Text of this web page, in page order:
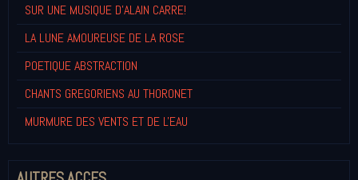
SUR UNE MUSIQUE D'ALAIN CARRE!
LA LUNE AMOUREUSE DE LA ROSE
POETIQUE ABSTRACTION
CHANTS GREGORIENS AU THORONET
MURMURE DES VENTS ET DE L'EAU